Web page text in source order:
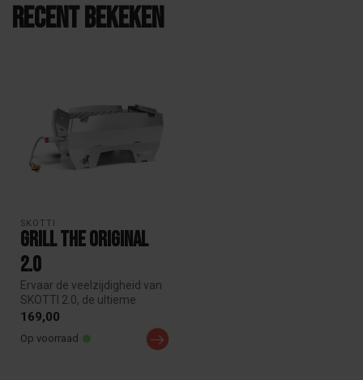
Recent bekeken
SKOTTI
Grill The Original
2.0
Ervaar de veelzijdigheid van
SKOTTI 2.0, de ultieme
draagbare grill met nieuw
169,00
Op voorraad